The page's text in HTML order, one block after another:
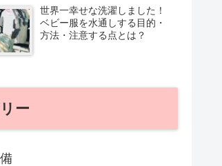
世界一幸せな洗濯しました！
ベビー服を水通しする目的・
方法・注意する点とは？
ー